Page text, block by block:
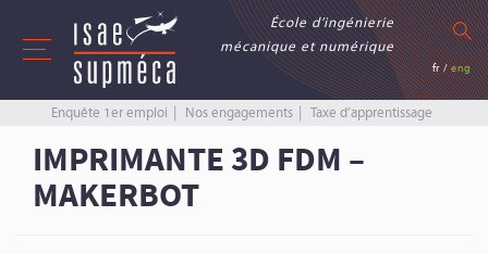
École d’ingénierie
mécanique et numérique
fr / eng
Enquête 1er emploi Nos engagements Taxe d’apprentissage
IMPRIMANTE 3D FDM –
MAKERBOT